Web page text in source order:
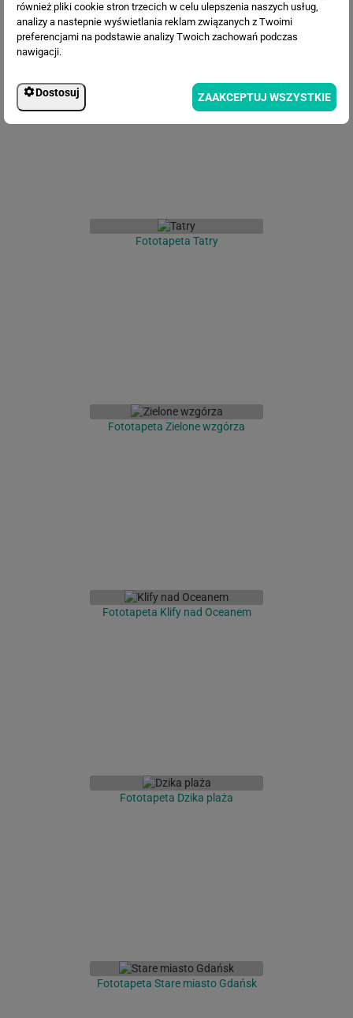
Fototapeta Tatry
Fototapeta Zielone wzgórza
Fototapeta Klify nad Oceanem
Fototapeta Dzika plaża
Fototapeta Stare miasto Gdańsk
również pliki cookie stron trzecich w celu ulepszenia naszych usług,
analizy a nastepnie wyświetlania reklam związanych z Twoimi
preferencjami na podstawie analizy Twoich zachowań podczas
nawigacji.
Dostosuj ZAAKCEPTUJ WSZYSTKIE